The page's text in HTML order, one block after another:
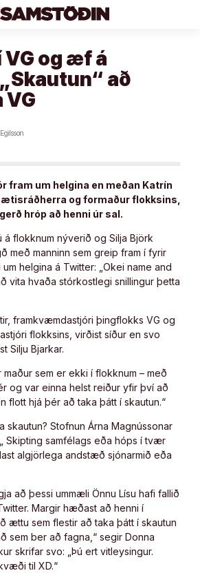
og æf á
að
VG
fram um helgina en meðan Katrín
og formaður flokksins,
hróp að henni úr sal.
á flokknum nýverið og Silja Björk
með manninn sem greip fram í fyrir
helgina á Twitter: „Okei name and
vita hvaða stórkostlegi snillingur þetta
framkvæmdastjóri þingflokks VG og
flokksins, virðist síður en svo
Silju Bjarkar.
maður sem er ekki í flokknum – með
og var einna helst reiður yfir því að
flott hjá þér að taka þátt í skautun.“
skautun? Stofnun Árna Magnússonar
Skipting samfélags eða hóps í tvær
algjörlega andstæð sjónarmið eða
að þessi ummæli Önnu Lísu hafi fallið
Margir hæðast að henni í
ættu sem flestir að taka þátt í skautun
sem ber að fagna,“ segir Donna
skrifar svo: „Þú ert vitleysingur.
til XD.“